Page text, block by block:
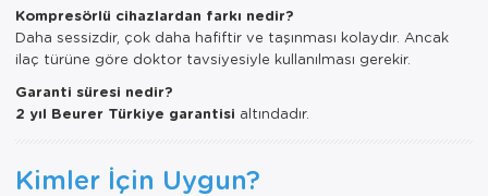
Kompresörlü cihazlardan farkı nedir?
Daha sessizdir, çok daha hafiftir ve taşınması kolaydır. Ancak
ilaç türüne göre doktor tavsiyesiyle kullanılması gerekir.
Garanti süresi nedir?
2 yıl Beurer Türkiye garantisi altındadır.
Kimler İçin Uygun?